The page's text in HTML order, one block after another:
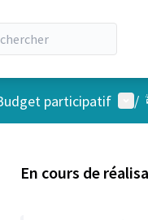
participatif /
En cours de